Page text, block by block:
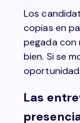
Los
copias en
pegada con
bien. Si se
oportunidad.
Las